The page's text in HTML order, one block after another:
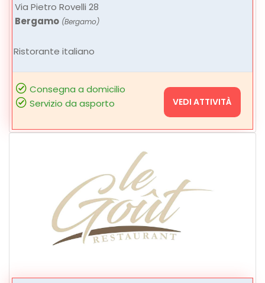
Via Pietro Rovelli 28
Bergamo (Bergamo)
Ristorante italiano
Consegna a domicilio
Servizio da asporto
VEDI ATTIVITÀ